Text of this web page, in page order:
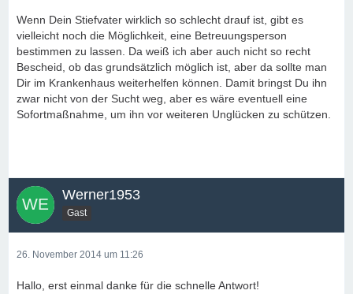
Wenn Dein Stiefvater wirklich so schlecht drauf ist, gibt es
vielleicht noch die Möglichkeit, eine Betreuungsperson
bestimmen zu lassen. Da weiß ich aber auch nicht so recht
Bescheid, ob das grundsätzlich möglich ist, aber da sollte man
Dir im Krankenhaus weiterhelfen können. Damit bringst Du ihn
zwar nicht von der Sucht weg, aber es wäre eventuell eine
Sofortmaßnahme, um ihn vor weiteren Unglücken zu schützen.
Werner1953
Gast
26. November 2014 um 11:26
Hallo, erst einmal danke für die schnelle Antwort!